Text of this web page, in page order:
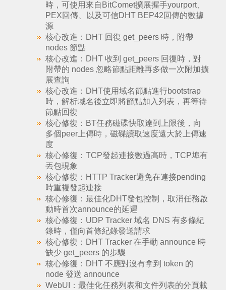
時，可使用來自BitComet擴展握手yourport、
PEX回傳、以及可信DHT BEP42回傳的數據
源
核心改進：DHT 回復 get_peers 時，附帶
nodes 節點
核心改進：DHT 收到 get_peers 回復時，對
附帶的 nodes 忽略節點距離再多做一次附加擴
展查詢
核心改進：DHT使用域名節點進行bootstrap
時，解析域名後立即將節點加入列表，再等待
節點回復
核心修復：BT任務磁碟快取達到上限後，向
多個peer上傳時，磁碟讀取速度遠大於上傳速
度
核心修復：TCP發起連接數過高時，TCP埠有
丟包現象
核心修復：HTTP Tracker避免在連接pending
時重複發起連接
核心修復：最佳化DHT發包控制，取消任務啟
動時首次announce的延遲
核心修復：UDP Tracker 域名 DNS 有多條紀
錄時，僅向首條紀錄發送請求
核心修復：DHT Tracker 在手動 announce 時
缺少 get_peers 的步驟
核心修復：DHT 不應對沒有拿到 token 的
node 發送 announce
WebUI：最佳化任務列表和文件列表的分頁載